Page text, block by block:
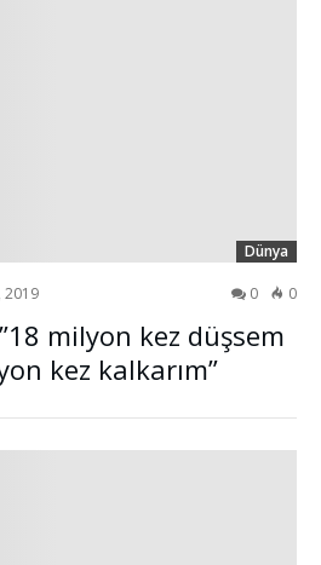
Dünya
2019 0 0
milyon kez düşsem
kez kalkarım”